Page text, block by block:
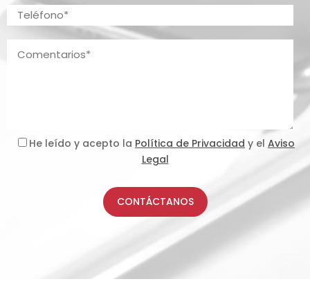
He leído y acepto la Política de Privacidad y el Aviso
Legal
CONTÁCTANOS